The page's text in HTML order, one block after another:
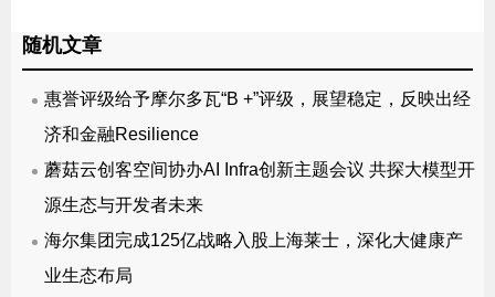
随机文章
惠誉评级给予摩尔多瓦“B +”评级，展望稳定，反映出经
济和金融Resilience
蘑菇云创客空间协办AI Infra创新主题会议 共探大模型开
源生态与开发者未来
海尔集团完成125亿战略入股上海莱士，深化大健康产
业生态布局